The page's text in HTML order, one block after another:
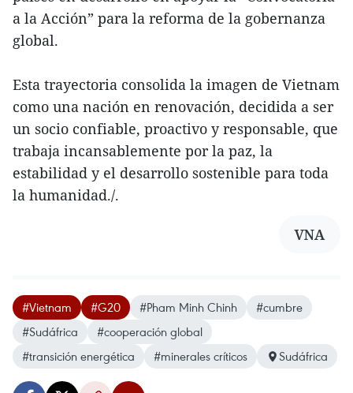
a la Acción” para la reforma de la gobernanza
global.
Esta trayectoria consolida la imagen de Vietnam
como una nación en renovación, decidida a ser
un socio confiable, proactivo y responsable, que
trabaja incansablemente por la paz, la
estabilidad y el desarrollo sostenible para toda
la humanidad./.
VNA
#Vietnam #G20 #Pham Minh Chinh
#cumbre
#Sudáfrica
#cooperación global
#transición energética
#minerales críticos Sudáfrica